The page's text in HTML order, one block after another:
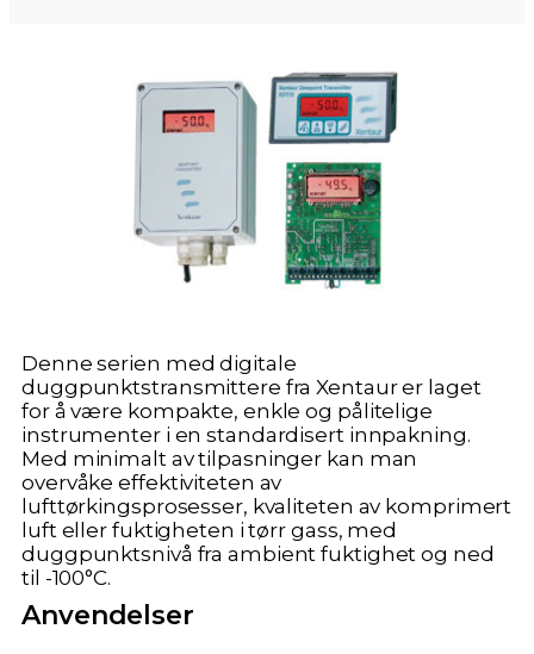
Denne serien med digitale
duggpunktstransmittere fra Xentaur er laget
for å være kompakte, enkle og pålitelige
instrumenter i en standardisert innpakning.
Med minimalt av tilpasninger kan man
overvåke effektiviteten av
lufttørkingsprosesser, kvaliteten av komprimert
luft eller fuktigheten i tørr gass, med
duggpunktsnivå fra ambient fuktighet og ned
til -100°C.
Anvendelser